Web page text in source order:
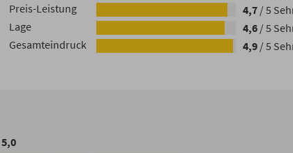
Preis-Leistung
4,7 /5
Lage
4,6 /5
Gesamteindruck
4,9 /5
5,0